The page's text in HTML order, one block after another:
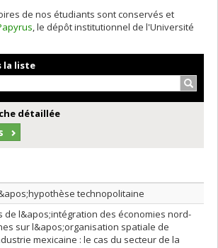
de nos étudiants sont conservés et
, le dépôt institutionnel de l'Université
la liste
détaillée
en ordre décroissant
par titre en ordre décroissant
technopolitaine
de l&apos;intégration des économies nord-
sur l&apos;organisation spatiale de
mexicaine : le cas du secteur de la